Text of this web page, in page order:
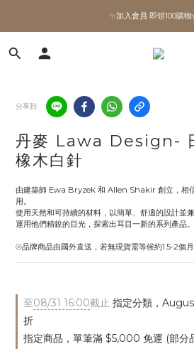
✨加入會員 即領100購物
✨加入會員 即領100購物
全館滿額現折🔥
✨加入會員 即領100購物
分享到
丹麥 Lawa Design-
橡木白針
由建築師 Ewa Bryzek 和 Allen Shakir 創立，相
用。
使用天然和可持續的材料，以簡單、舒適的設計並兼
運用他們精銳的目光，探索出耳目一新的系列產品。
⦾品牌商品由國外直送，若無現貨需等候約1.5-2個月
至08/31 16:00截止 指定分類，
折
指定商品，單筆滿 $5,000 免運 (部分